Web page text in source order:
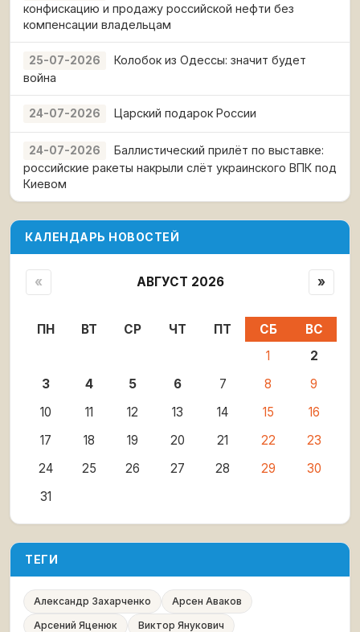
конфискацию и продажу российской нефти без
компенсации владельцам
25-07-2026
Колобок из Одессы: значит будет
война
24-07-2026 Царский подарок России
24-07-2026
Баллистический прилёт по выставке:
российские ракеты накрыли слёт украинского ВПК под
Киевом
КАЛЕНДАРЬ НОВОСТЕЙ
« АВГУСТ 2026 »
ПН ВТ СР ЧТ ПТ СБ
ВС
1
2
3
4 5 6 7 8
9
10
11 12 13 14 15
16
17
18 19 20 21 22
23
24
25 26 27 28 29
30
31
ТЕГИ
Александр Захарченко
Арсен Аваков
Арсений Яценюк
Виктор Янукович